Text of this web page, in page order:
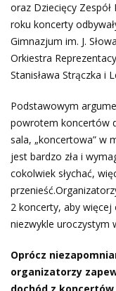
oraz Dziecięcy Zespół
roku koncerty
Gimnazjum im. J.
Orkiestra
Stanisława Strączka i
Podstawowym
powrotem koncertów
sala, „koncertowa” w
jest bardzo zła i
cokolwiek słychać,
2 koncerty, aby
niezwykle uroczystym
Oprócz
organizatorzy